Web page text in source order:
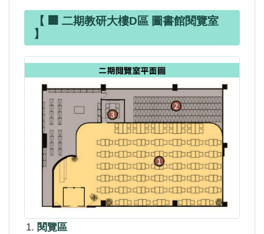
【 🏢 二期教研大樓D區 圖書館閱覽室
】
閱覽區